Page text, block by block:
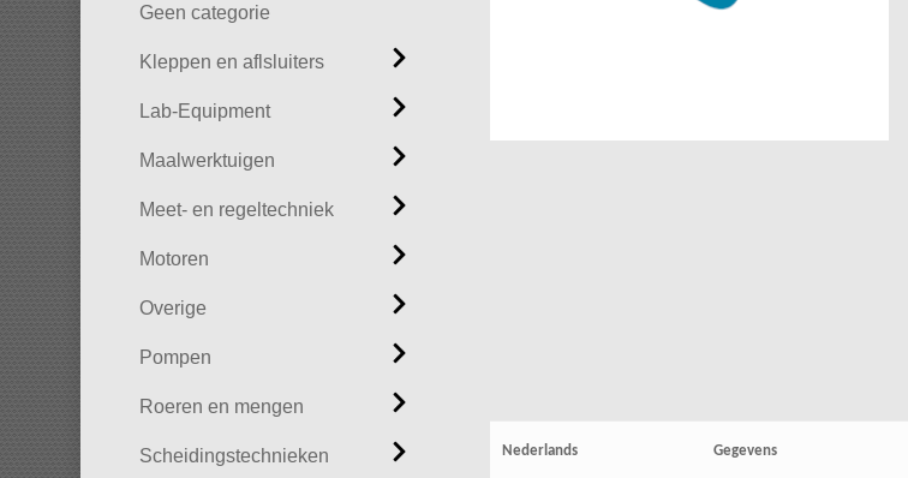
Geen categorie
Kleppen en aflsluiters
Lab-Equipment
Maalwerktuigen
Meet- en regeltechniek
Motoren
Overige
Pompen
Roeren en mengen
Scheidingstechnieken Nederlands Gegevens